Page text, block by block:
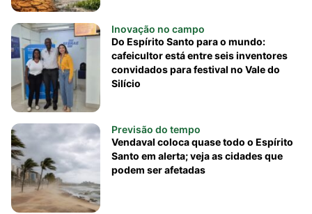
Inovação no campo
Do Espírito Santo para o mundo:
cafeicultor está entre seis inventores
convidados para festival no Vale do
Silício
Previsão do tempo
Vendaval coloca quase todo o Espírito
Santo em alerta; veja as cidades que
podem ser afetadas